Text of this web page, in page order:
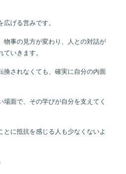
げる営みです。
物事の見方が変わり、人との対話が
いきます。
換されなくても、確実に自分の内面
場面で、その学びが自分を支えてく
とに抵抗を感じる人も少なくないよ